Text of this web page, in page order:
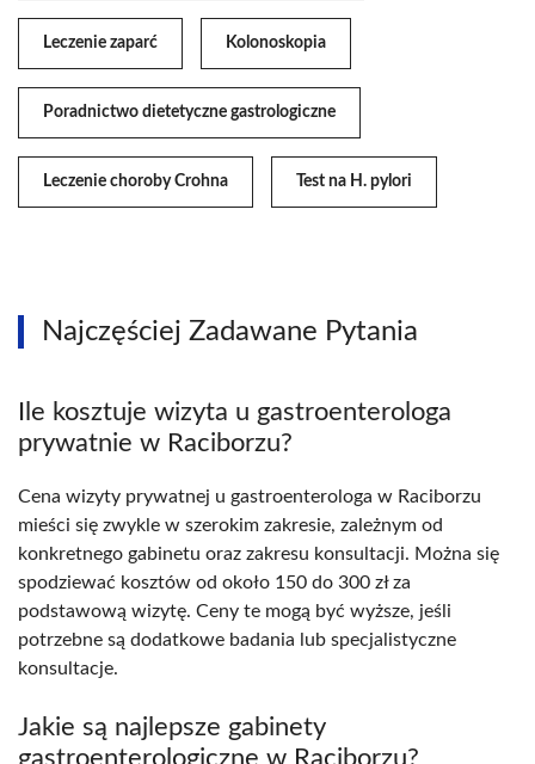
Leczenie zaparć Kolonoskopia
Poradnictwo dietetyczne gastrologiczne
Leczenie choroby Crohna Test na H. pylori
Najczęściej Zadawane Pytania
Ile kosztuje wizyta u gastroenterologa
prywatnie w Raciborzu?
Cena wizyty prywatnej u gastroenterologa w Raciborzu
mieści się zwykle w szerokim zakresie, zależnym od
konkretnego gabinetu oraz zakresu konsultacji. Można się
spodziewać kosztów od około 150 do 300 zł za
podstawową wizytę. Ceny te mogą być wyższe, jeśli
potrzebne są dodatkowe badania lub specjalistyczne
konsultacje.
Jakie są najlepsze gabinety
gastroenterologiczne w Raciborzu?